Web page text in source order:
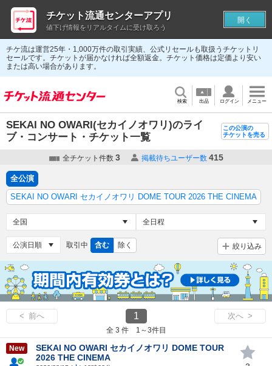
チケ流は運営25年・1,000万件の取引実績、公式リセールも取扱うチケットリ
セールです。チケットが届かなければ全額返金。チケット価格は定価より安い
または高い場合があります。
検索 出品 ログイン メニュー
SEKAI NO OWARI(セカイノオワリ)のライ
ブ・コンサート・チケット一覧
この公演の
チケットを売る
全チケット件数 3 掲載待ちユーザー数 415
全公演
SEKAI NO OWARI セカイノオワリ DOME TOUR 2026 THE CINEMA
取引中 含む 除く 絞り込み
< 前へ 1 次へ >
全 3 件 1～3件目
New
SEKAI NO OWARI セカイノオワリ DOME TOUR
2026 THE CINEMA
チケット流通センターアプリ
値下げ情報をリアルタイムに受け取ろう
開く